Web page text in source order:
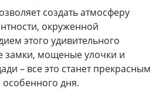
создать атмосферу
окруженной
этого удивительного
замки, мощеные улочки и
– все это станет прекрасным
дня.